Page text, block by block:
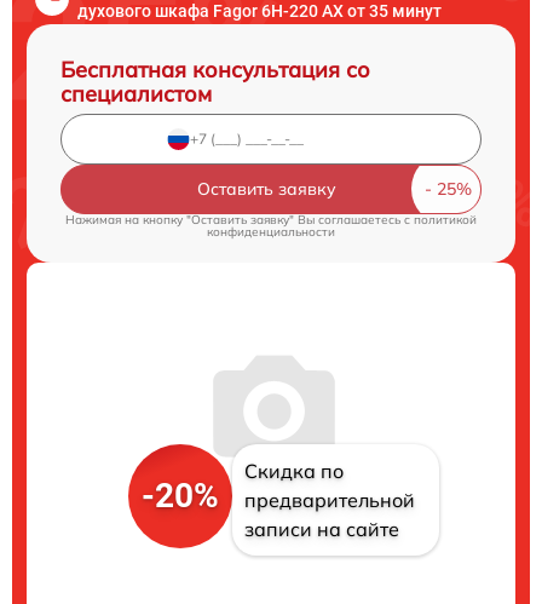
духового шкафа Fagor 6H-220 AX от 35 минут
Бесплатная консультация со
специалистом
Оставить заявку
Нажимая на кнопку "Оставить заявку" Вы соглашаетесь cполитикой
конфиденциальности
-20%
Скидка по
предварительной
записи на сайте